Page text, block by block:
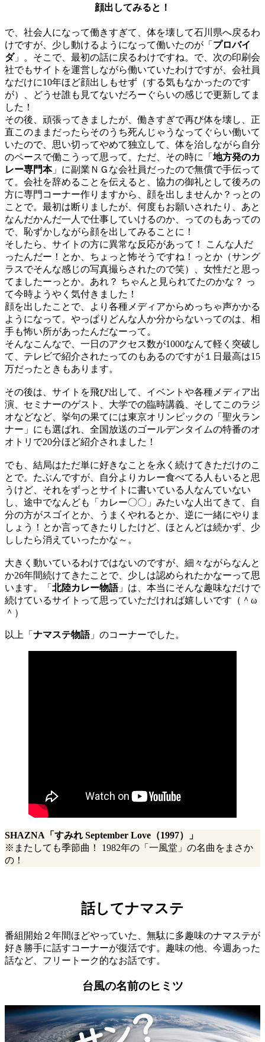
顔出してみると！
で、社会人になって働きすぎて、体を壊して石川県へ戻るわ
けですが、少し動けるようになって働いたのが「 プロバイ
ダ」。そこで、最初の話に戻るわけですね。で、次の印刷会
社でもサイトを運営しながら働いていたわけですが、会社員
なだけに10年ほど顔出しもせず（する気もなかったのです
が）、どうせ誰も見てないだろーぐらいの感じで更新してま
した！
その後、頑張ってきましたが、働きすぎで再び体を壊し、正
直このままだったらそのうち死んじゃうなってぐらい働いて
いたので、思い切ってやめて独立して、体を治しながら自分
のペースで働こうって思って。ただ、その時に「 地方発のカ
レー専門本」に副業ＮＧな会社員だったので無償で手伝って
て。会社を辞めることを伝えると、協力の御礼として後ろの
方に専門コーナー作りますから、顔を出しませんか？っとの
ことで。最初は断りましたが、何度もお願いされたり、あと
なんだかんだ一人で仕事していけるのか、ってのもあっての
で、恥ずかしながら顔を出してみることに！
そしたら、サイトの方に異常な反応があって！ こんな人だ
ったんだー！とか、ちょっと怖そうですね！っとか（サング
ラスでそんな感じの写真撮らされたので笑）、女性だと思っ
てましたーっとか。あれ？ ちゃんと見られてたのかな？ っ
て今時ようやく気付きました！
顔を出したことで、より各種メディアからめっちゃ声かかる
ようになって。やっぱりどんな人か分からないってのは、相
手も怖い所があったんだなーって。
そんなこんなで、一日のアクセス数が1000なんて軽く突破し
て、テレビで紹介されたってのもあるのですが１日最高は15
万だったときもあります。
その後は、サイトを飛び出して、イベントや各種メディア出
演、セミナーのゲスト、大学での臨時講義、そしてこのラジ
オなどなど、挙句の果てには東京オリンピックの「聖火ラン
ナー」にも選ばれ、全国放送のゴールデンタイムの特番のオ
オトリで20分ほど紹介されました！
でも、結局はただ単に好きなことを永く続けてきただけのこ
とで。たぶんですが、自分よりカレー食べてる人もいると思
うけど、それをずっとサイトに書いている人なんていない
し、途中でなんども「カレー〇〇」みたいな人出てきて、自
分の方がスゴイとか、うまくやれるとか、逆に一緒にやりま
しょう！とか言ってきたりしたけど、ほとんどは続かず、少
ししたら消えていったかな～。
大きく動いているわけではないのですが、細々ながらなんと
か26年間続けてきたことで、少しは認められたかなーって思
います。「 北陸カレー物語」は、本当にそんな趣味なだけで
続けているサイトって思っていただければ嬉しいです（＾ω
＾）
以上「 ナマステ物語」のコーナーでした。
SHAZNA「すみれ September Love（1997）」
※またしても季節曲！ 1982年の「一風堂」の名曲をまさか
の！
話してナマステ
番組開始２年間ほどやっていた、無駄に多趣味のナマステが
好き勝手に話すコーナーが復活です。趣味の他、今週あった
話など、フリートーク的なお話です。
台風の名前のヒミツ